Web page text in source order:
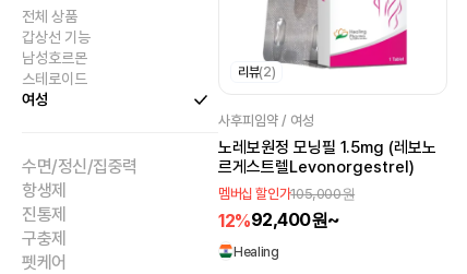
전체 상품
갑상선 기능
남성호르몬
스테로이드
여성
수면/정신/집중력
항생제
진통제
구충제
펫케어
리뷰(2)
사후피임약 / 여성
노레보원정 모닝필 1.5mg (레보노
르게스트렐Levonorgestrel)
멤버십 할인가105,000원
12%92,400원~
Healing